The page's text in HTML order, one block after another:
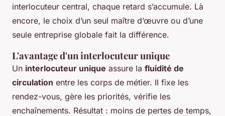
interlocuteur central, chaque retard s’accumule. Là
encore, le choix d’un seul maître d’œuvre ou d’une
seule entreprise globale fait la différence.
L'avantage d'un interlocuteur unique
Un interlocuteur unique assure la fluidité de
circulation entre les corps de métier. Il fixe les
rendez-vous, gère les priorités, vérifie les
enchaînements. Résultat : moins de pertes de temps,